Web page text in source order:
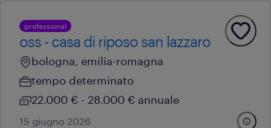
professional
oss - casa di riposo san lazzaro
bologna, emilia-romagna
tempo determinato
22.000 € - 28.000 € annuale
15 giugno 2026